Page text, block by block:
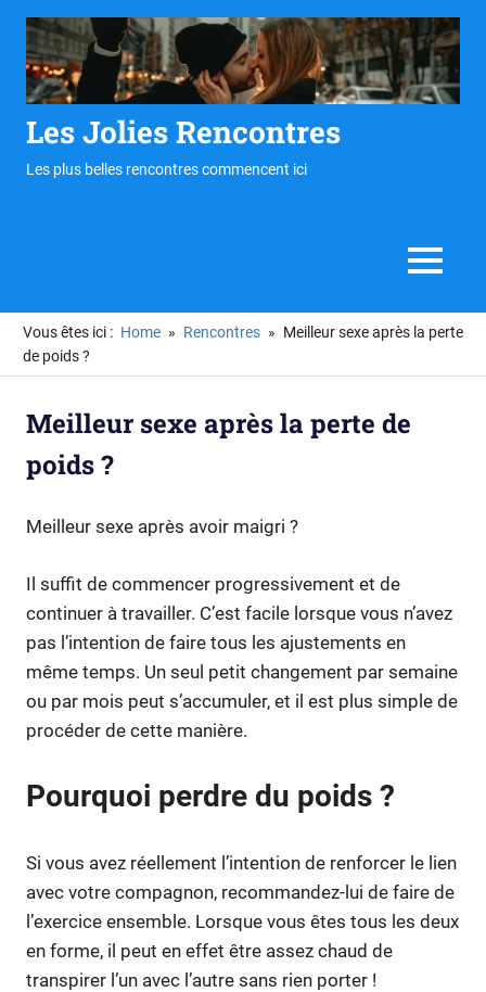
Skip
content
Les Jolies Rencontres
Les plus belles rencontres commencent ici
MENU
Vous êtes ici : Home Rencontres
Meilleur sexe après la perte
de poids ?
Meilleur sexe après la perte de
poids ?
Meilleur sexe après avoir maigri ?
Il suffit de commencer progressivement et de
continuer à travailler. C’est facile lorsque vous n’avez
pas l’intention de faire tous les ajustements en
même temps. Un seul petit changement par semaine
ou par mois peut s’accumuler, et il est plus simple de
procéder de cette manière.
Pourquoi perdre du poids ?
Si vous avez réellement l’intention de renforcer le lien
avec votre compagnon, recommandez-lui de faire de
l’exercice ensemble. Lorsque vous êtes tous les deux
en forme, il peut en effet être assez chaud de
transpirer l’un avec l’autre sans rien porter !